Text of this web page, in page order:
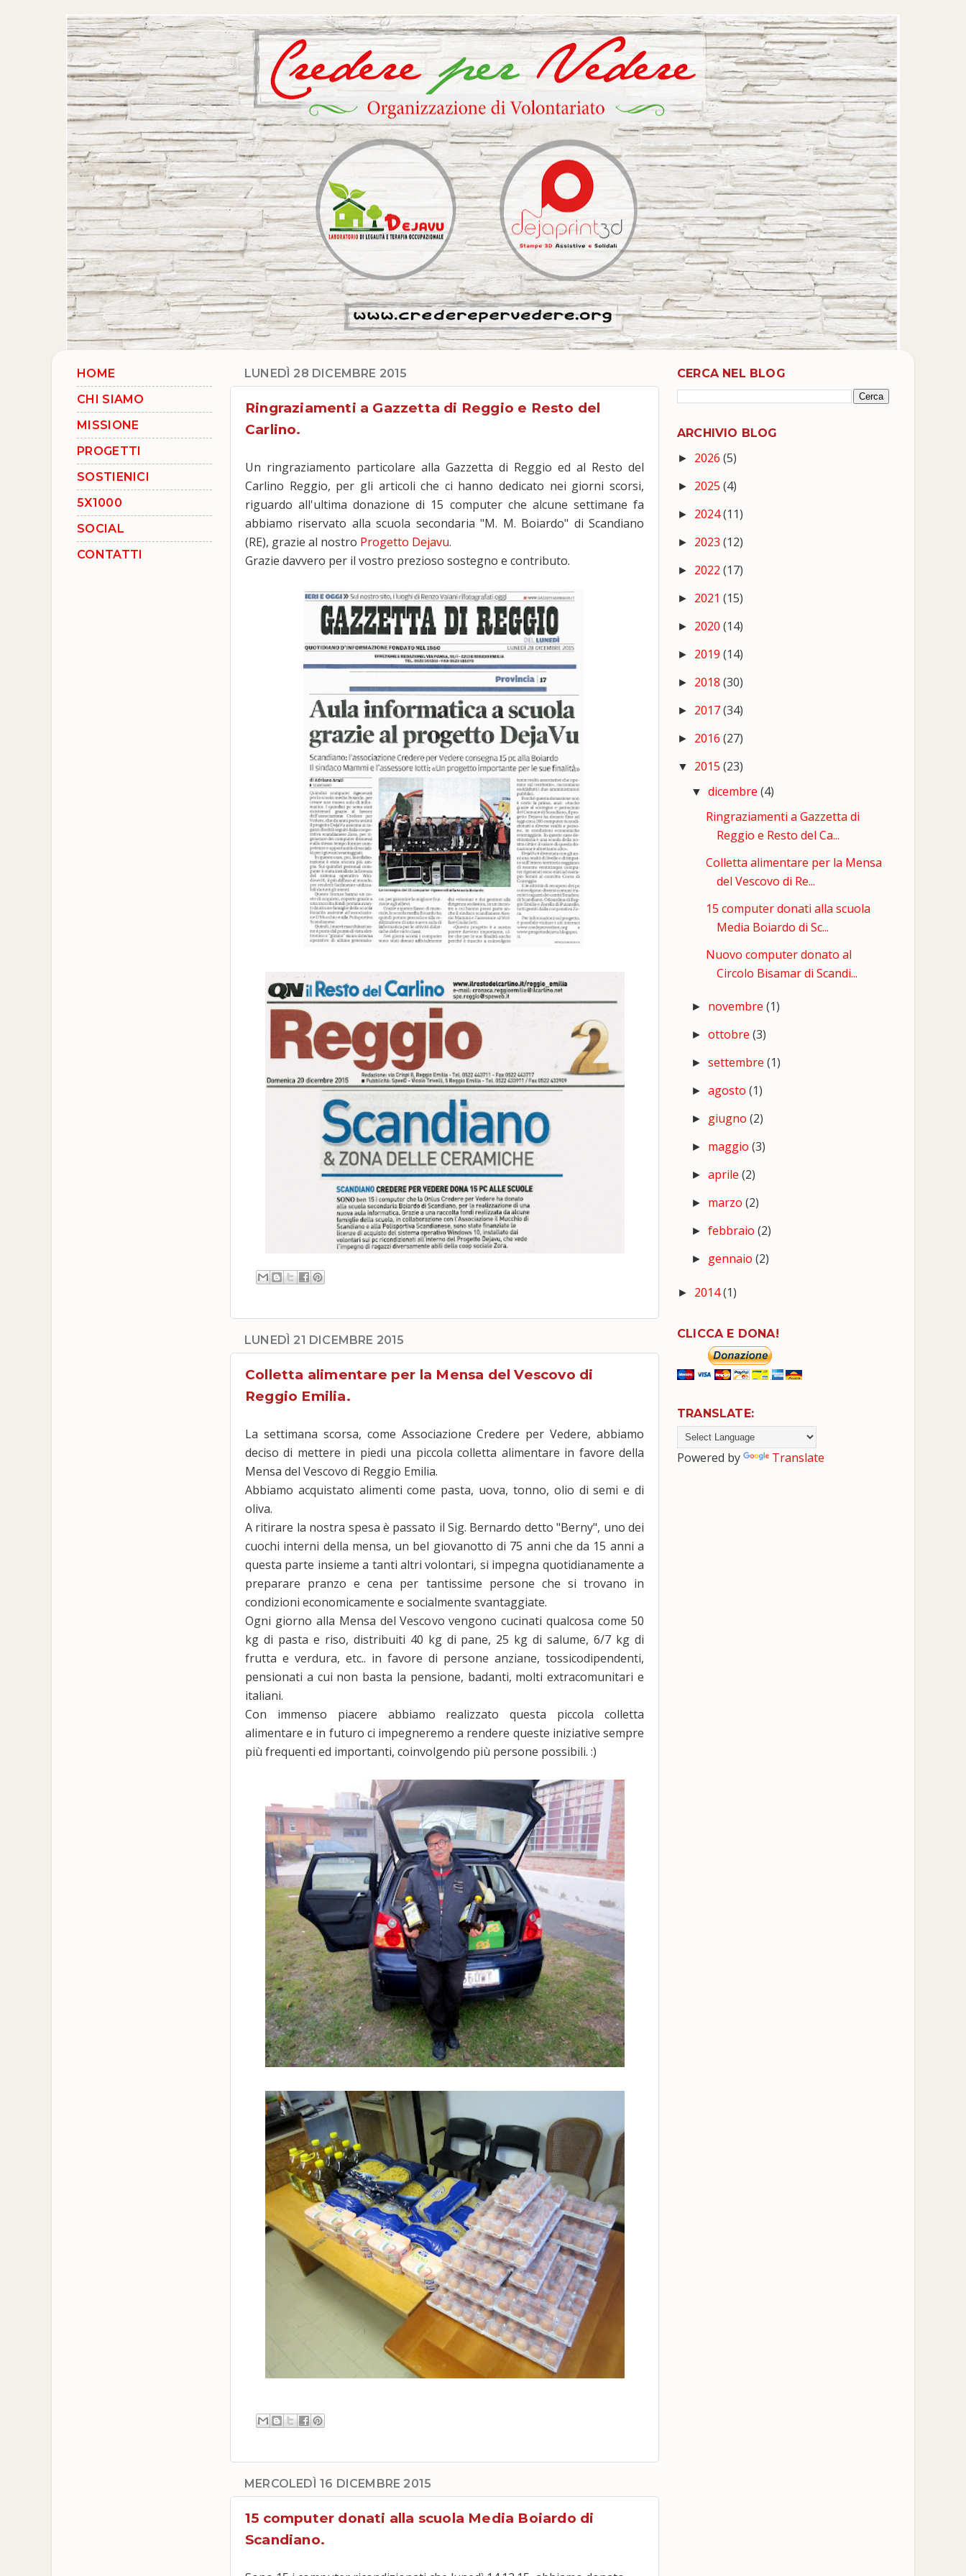
LUNEDÌ 28 DICEMBRE 2015
Ringraziamenti a Gazzetta di Reggio e Resto del
Carlino.
Un ringraziamento particolare alla Gazzetta di Reggio ed al Resto del
Carlino Reggio, per gli articoli che ci hanno dedicato nei giorni scorsi,
riguardo all'ultima donazione di 15 computer che alcune settimane fa
abbiamo riservato alla scuola secondaria "M. M. Boiardo" di Scandiano
(RE), grazie al nostro Progetto Dejavu.
Grazie davvero per il vostro prezioso sostegno e contributo.
LUNEDÌ 21 DICEMBRE 2015
Colletta alimentare per la Mensa del Vescovo di
Reggio Emilia.
La settimana scorsa, come Associazione Credere per Vedere, abbiamo
deciso di mettere in piedi una piccola colletta alimentare in favore della
Mensa del Vescovo di Reggio Emilia.
Abbiamo acquistato alimenti come pasta, uova, tonno, olio di semi e di
oliva.
A ritirare la nostra spesa è passato il Sig. Bernardo detto "Berny", uno dei
cuochi interni della mensa, un bel giovanotto di 75 anni che da 15 anni a
questa parte insieme a tanti altri volontari, si impegna quotidianamente a
preparare pranzo e cena per tantissime persone che si trovano in
condizioni economicamente e socialmente svantaggiate.
Ogni giorno alla Mensa del Vescovo vengono cucinati qualcosa come 50
kg di pasta e riso, distribuiti 40 kg di pane, 25 kg di salume, 6/7 kg di
frutta e verdura, etc.. in favore di persone anziane, tossicodipendenti,
pensionati a cui non basta la pensione, badanti, molti extracomunitari e
italiani.
Con immenso piacere abbiamo realizzato questa piccola colletta
alimentare e in futuro ci impegneremo a rendere queste iniziative sempre
più frequenti ed importanti, coinvolgendo più persone possibili. :)
MERCOLEDÌ 16 DICEMBRE 2015
15 computer donati alla scuola Media Boiardo di
Scandiano.
HOME
CHI SIAMO
MISSIONE
PROGETTI
SOSTIENICI
5X1000
SOCIAL
CONTATTI
CERCA NEL BLOG
ARCHIVIO BLOG
► 2026 (5)
► 2025 (4)
► 2024(11)
► 2023 (12)
► 2022 (17)
► 2021 (15)
► 2020 (14)
► 2019 (14)
► 2018 (30)
► 2017(34)
► 2016 (27)
▼ 2015 (23)
▼dicembre(4)
Ringraziamenti a Gazzetta di
Reggio e Resto del Ca...
Colletta alimentare per la Mensa
del Vescovo di Re...
15 computer donati alla scuola
Media Boiardo di Sc...
Nuovo computer donato al
Circolo Bisamar di Scandi...
► novembre(1)
►ottobre(3)
►settembre(1)
►agosto(1)
► giugno(2)
► maggio(3)
►aprile(2)
► marzo(2)
►febbraio(2)
► gennaio(2)
► 2014(1)
CLICCA E DONA!
TRANSLATE:
Powered by Translate